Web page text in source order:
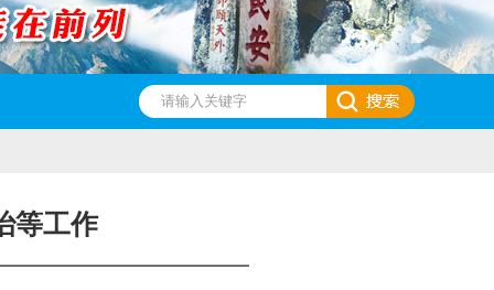
等工作